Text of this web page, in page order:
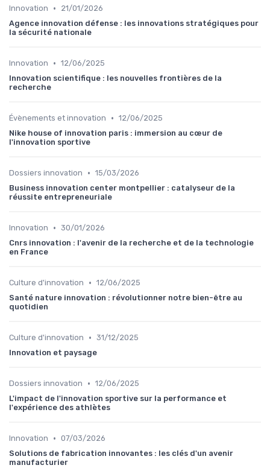
Innovation •
21/01/2026
Agence innovation défense : les innovations stratégiques pour
la sécurité nationale
Innovation • 12/06/2025
Innovation scientifique : les nouvelles frontières de la
recherche
Évènements et innovation • 12/06/2025
Nike house of innovation paris : immersion au cœur de
l'innovation sportive
Dossiers innovation • 15/03/2026
Business innovation center montpellier : catalyseur de la
réussite entrepreneuriale
Innovation • 30/01/2026
Cnrs innovation : l'avenir de la recherche et de la technologie
en France
Culture d'innovation • 12/06/2025
Santé nature innovation : révolutionner notre bien-être au
quotidien
Culture d'innovation • 31/12/2025
Innovation et paysage
Dossiers innovation • 12/06/2025
L'impact de l'innovation sportive sur la performance et
l'expérience des athlètes
Innovation • 07/03/2026
Solutions de fabrication innovantes : les clés d'un avenir
manufacturier